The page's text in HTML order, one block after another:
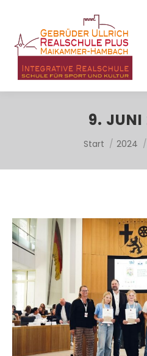
9.
Sie befinden
Start 2024